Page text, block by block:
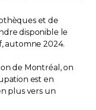
et de
disponible le
automne 2024.
de Montréal, on
est en
plus vers un